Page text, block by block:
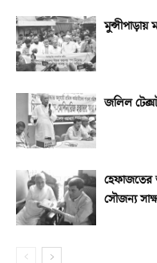
মুন্সীপাড়ায়
জলিল
হেফাজতের
সৌজন্য